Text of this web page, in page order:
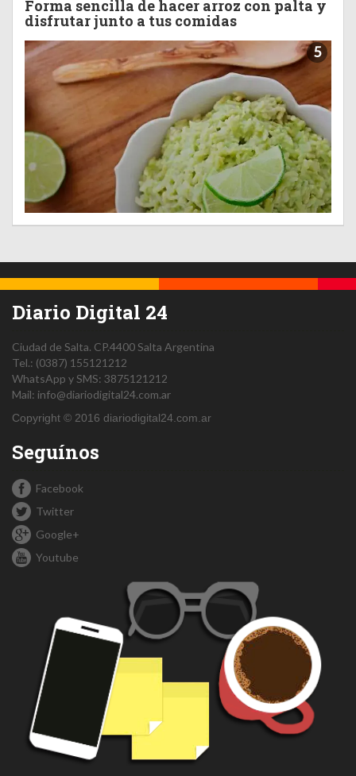
Forma sencilla de hacer arroz con palta y
disfrutar junto a tus comidas
5
Diario Digital 24
Ciudad de Salta. CP.4400Salta Argentina
Tel.: (0387) 155121212
WhatsApp y SMS: 3875121212
Mail: info@diariodigital24.com.ar
Copyright © 2016 diariodigital24.com.ar
Seguínos
Facebook
Twitter
Google+
Youtube